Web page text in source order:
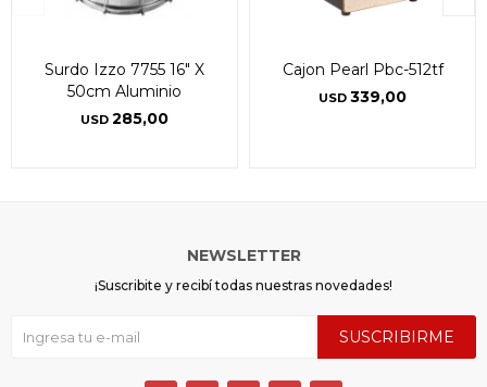
Surdo Izzo 7755 16" X
50cm Aluminio
USD 285,00
Cajon Pearl Pbc-512tf
USD 339,00
NEWSLETTER
¡Suscribite y recibí todas nuestras novedades!
SUSCRIBIRME